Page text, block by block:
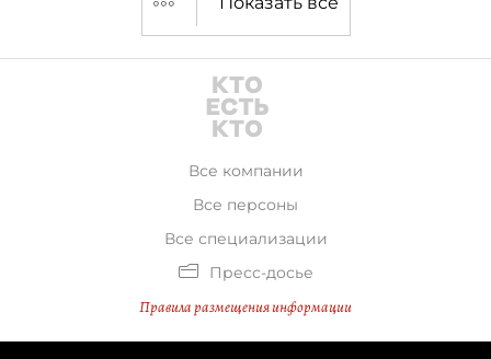
Все компании
Все персоны
Все специализации
Пресс-досье
Правила размещения информации